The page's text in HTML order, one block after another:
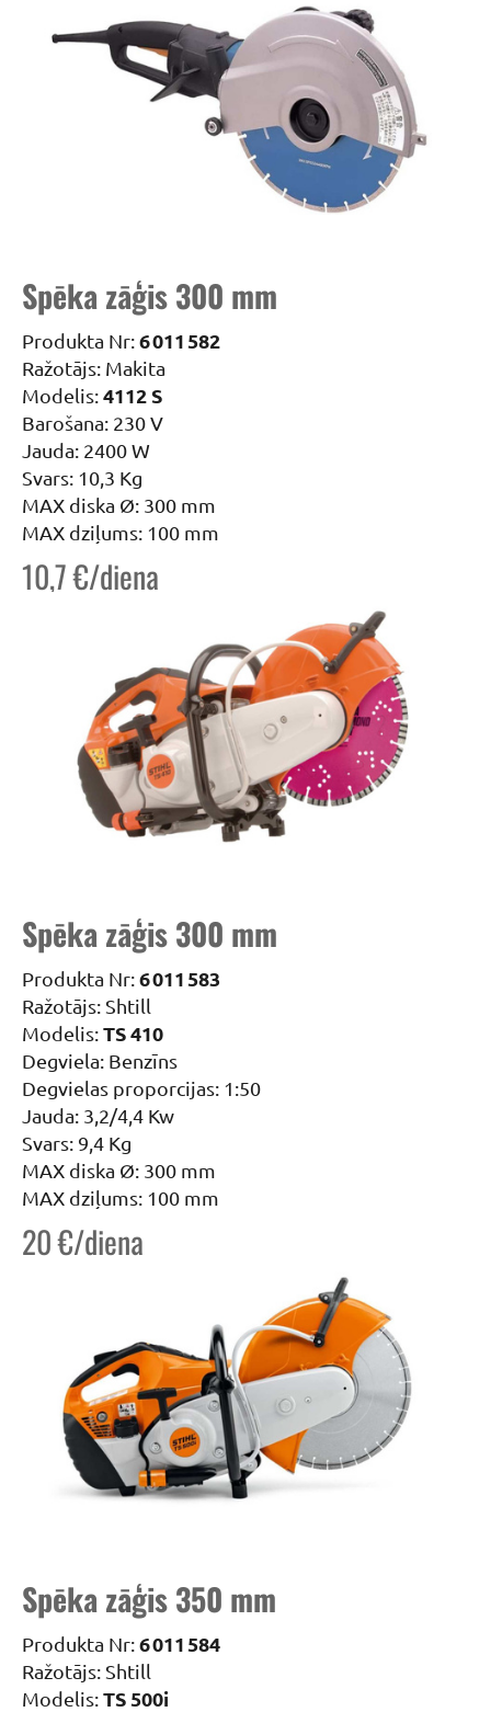
Spēka zāģis 300 mm
Produkta Nr:6 011 582
Ražotājs: Makita
Modelis:4112 S
Barošana: 230 V
Jauda: 2400 W
Svars: 10,3 Kg
MAX diska Ø: 300 mm
MAX dziļums: 100 mm
10,7 €/diena
Spēka zāģis 300 mm
Produkta Nr:6 011 583
Ražotājs: Shtill
Modelis:TS 410
Degviela: Benzīns
Degvielas proporcijas: 1:50
Jauda: 3,2/4,4 Kw
Svars: 9,4 Kg
MAX diska Ø: 300 mm
MAX dziļums: 100 mm
20 €/diena
Spēka zāģis 350 mm
Produkta Nr:6 011 584
Ražotājs: Shtill
Modelis:TS 500i